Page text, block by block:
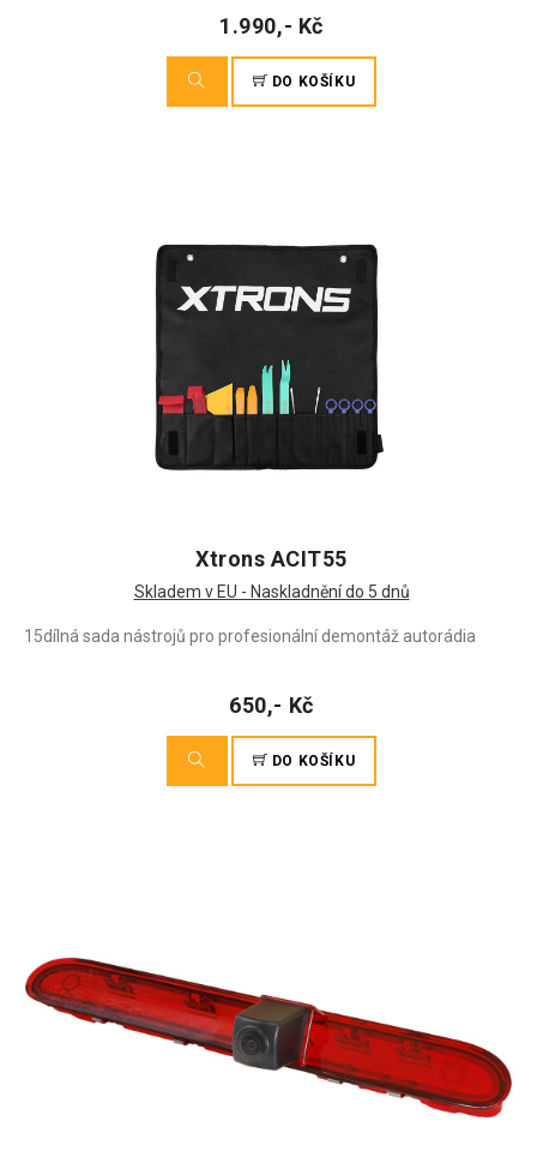
1.990,- Kč
DO KOŠÍKU
Xtrons ACIT55
Skladem v EU - Naskladnění do 5 dnů
15dílná sada nástrojů pro profesionální demontáž autorádia
650,- Kč
DO KOŠÍKU